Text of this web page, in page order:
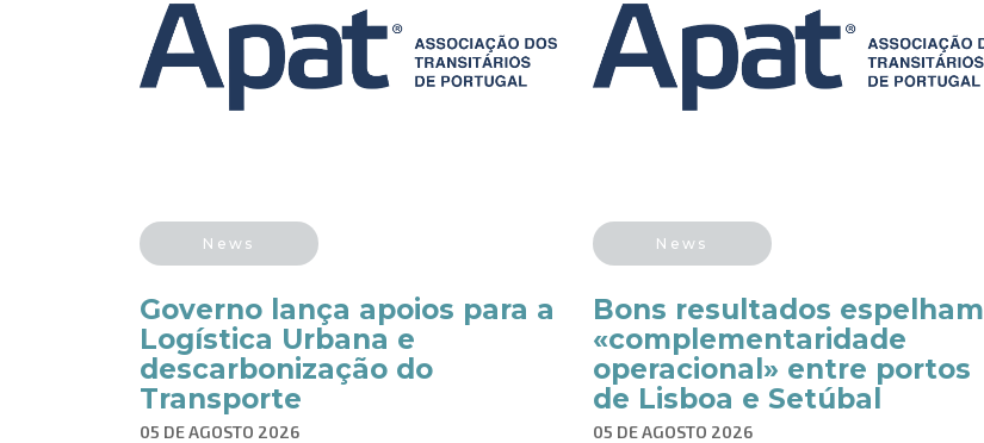
News
Governo lança apoios para a
Logística Urbana e
descarbonização do
Transporte
05 DE AGOSTO 2026
News
Bons resultados espelham
«complementaridade
operacional» entre portos
de Lisboa e Setúbal
05 DE AGOSTO 2026